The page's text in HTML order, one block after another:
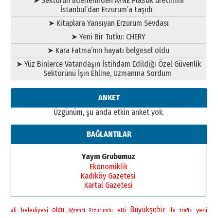
İstanbul’dan Erzurum’a taşıdı
➤ Kitaplara Yansıyan Erzurum Sevdası
➤ Yeni Bir Tutku: CHERY
➤ Kara Fatma’nın hayatı belgesel oldu
➤ Yüz Binlerce Vatandaşın İstihdam Edildiği Özel Güvenlik
Sektörünü İşin Ehline, Uzmanına Sordum
ANKET
Üzgünüm, şu anda etkin anket yok.
BAĞLANTILAR
Yayın Grubumuz
Ekonomiklik
Kadıköy Gazetesi
Kartal Gazetesi
ali belediyesi oldu öğrenci Erzurumlu etti Büyükşehir ile trafik yeni